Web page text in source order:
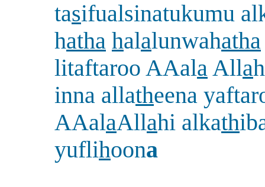
tasifualsinatukumu
hatha halalunwahatha
litaftaroo AAalaAlla
inna allatheena
AAalaAllahi alkath
yuflihoona